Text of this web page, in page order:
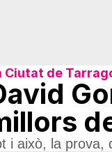
Ciutat de
i això, la prova,